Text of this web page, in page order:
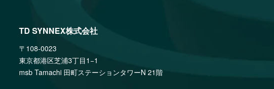
TD SYNNEX株式会社
〒108-0023
東京都港区芝浦3丁目1−1
msb Tamachi 田町ステーションタワーN 21階